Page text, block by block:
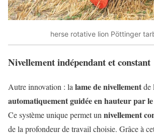
herse rotative lion Pöttinger
Nivellement indépendant et constant
Autre innovation : la lame de nivellementde
automatiquement guidée en hauteur par
Ce système unique permet un nivellement
de la profondeur de travail choisie. Grâce à